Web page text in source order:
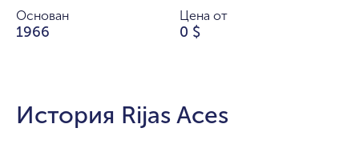
Основан
1966
Цена от
0 $
История Rijas Aces